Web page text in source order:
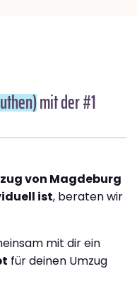
mit der #1
von Magdeburg
ist, beraten wir
mit dir ein
für deinen Umzug